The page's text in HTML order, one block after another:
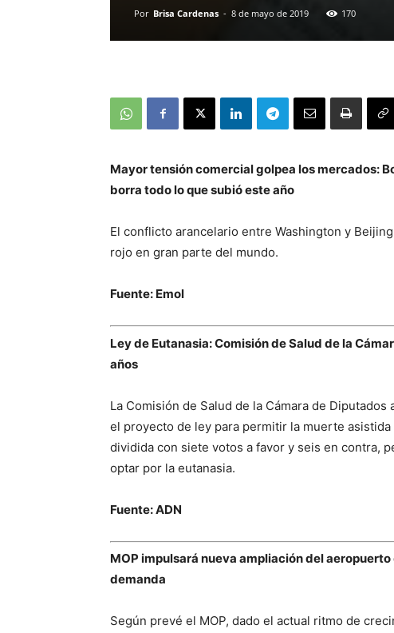
Por Brisa Cardenas - 8 de mayo de 2019 170
Mayor tensión comercial golpea los mercados:
borra todo lo que subió este año
El conflicto arancelario entre Washington y
rojo en gran parte del mundo.
Fuente: Emol
Ley de Eutanasia: Comisión de Salud de la
años
La Comisión de Salud de la Cámara de
el proyecto de ley para permitir la muerte
dividida con siete votos a favor y seis en contra,
optar por la eutanasia.
Fuente: ADN
MOP impulsará nueva ampliación del
demanda
Según prevé el MOP, dado el actual ritmo de